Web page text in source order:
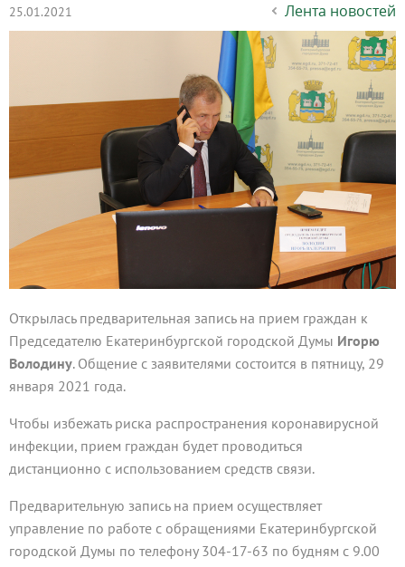
25.01.2021 Лента новостей
Открылась предварительная запись на прием граждан к
Председателю Екатеринбургской городской Думы Игорю
Володину. Общение с заявителями состоится в пятницу, 29
января 2021 года.
Чтобы избежать риска распространения коронавирусной
инфекции, прием граждан будет проводиться
дистанционно с использованием средств связи.
Предварительную запись на прием осуществляет
управление по работе с обращениями Екатеринбургской
городской Думы по телефону 304-17-63 по будням с 9.00